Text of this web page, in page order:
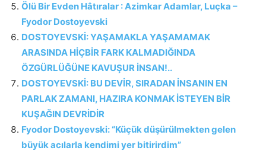
Ölü Bir Evden Hâtıralar : Azimkar Adamlar, Luçka –
Fyodor Dostoyevski
DOSTOYEVSKİ: YAŞAMAKLA YAŞAMAMAK
ARASINDA HİÇBİR FARK KALMADIĞINDA
ÖZGÜRLÜĞÜNE KAVUŞUR İNSAN!..
DOSTOYEVSKİ: BU DEVİR, SIRADAN İNSANIN EN
PARLAK ZAMANI, HAZIRA KONMAK İSTEYEN BİR
KUŞAĞIN DEVRİDİR
Fyodor Dostoyevski: “Küçük düşürülmekten gelen
büyük acılarla kendimi yer bitirirdim”